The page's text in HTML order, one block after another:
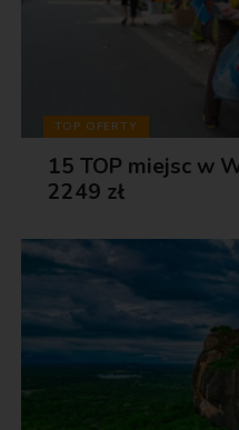
TOP OFERTY
15 TOP miejsc w
2249 zł